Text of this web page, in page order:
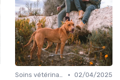
Soins vétérinaires pour chiens de chasse • 02/04/2025